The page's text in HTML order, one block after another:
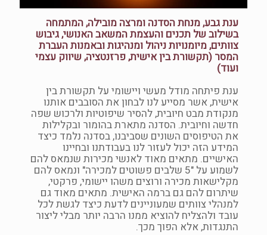
ענת גבע, מנחת הסדנה ומרצה מובילה, המתמחה
בשילוב של תכנים והעצמת המשאב האנושי, גיבוש
צוותים, מיומנויות ניהול ומנהיגות ובאמנות העברת
המסר (תקשורת בין אישית, פרזנטציה, שיווק עצמי
ועוד)
ענת פיתחה מודל מעשי ויישומי על תקשורת בין
אישית, אשר מסייע לנו לבחון את הסובבים אותנו
מנקודת מבט חיובית, להסיר שיפוטיות ולרכוש שפה
חדשה וחיובית. הסדנה מתארת בהומור ובקלילות
את הטיפוסים השונים שסביבנו, בסדנה נלמד כיצד
המידע הזה יכול לעזור לנו בעבודתנו ובחיינו
האישיים. מתאים מאוד לאנשי מכירות שנמאס להם
לשמוע על "5 שלבים פשוטים למכירה" ונמאס להם
מקלישאות מכירה ורוצים משהו יישומי, פרקטי,
שיתרום להם גם ברמה האישית. מתאים מאוד גם
למנהלי צוותים שמעוניינים לדעת כיצד לגשת לכל
עובד ולהצליח להוציא ממנו הרבה יותר מבלי ליצור
התנגדות, אלא הפוך מכך.